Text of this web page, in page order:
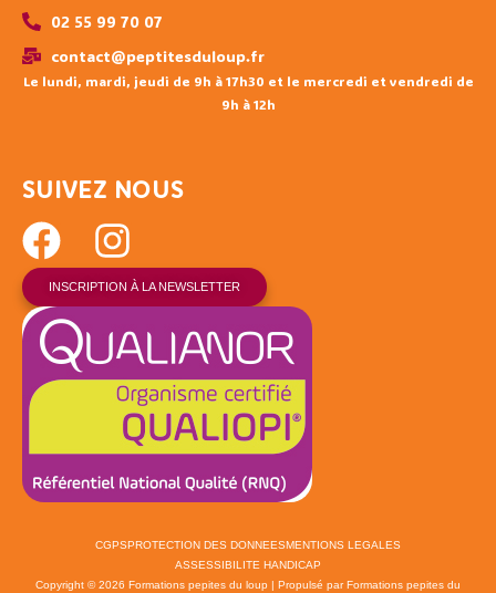
02 55 99 70 07
contact@peptitesduloup.fr
Le lundi, mardi, jeudi de 9h à 17h30 et le mercredi et vendredi de
9h à 12h
SUIVEZ NOUS
INSCRIPTION À LA NEWSLETTER
CGPSPROTECTION DES DONNEESMENTIONS LEGALES
ASSESSIBILITE HANDICAP
Copyright © 2026 Formations pepites du loup | Propulsé par Formations pepites du